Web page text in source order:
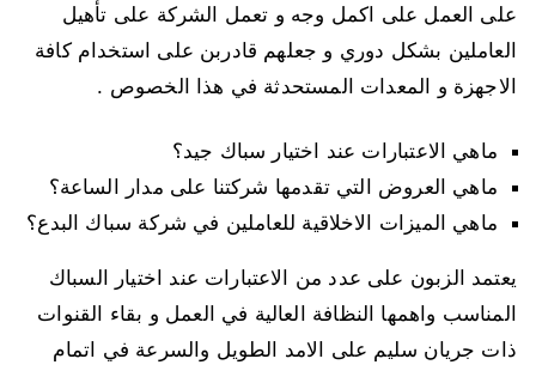
على العمل على اكمل وجه و تعمل الشركة على تأهيل
العاملين بشكل دوري و جعلهم قادربن على استخدام كافة
الاجهزة و المعدات المستحدثة في هذا الخصوص .
ماهي الاعتبارات عند اختيار سباك جيد؟
ماهي العروض التي تقدمها شركتنا على مدار الساعة؟
ماهي الميزات الاخلاقية للعاملين في شركة سباك البدع؟
يعتمد الزبون على عدد من الاعتبارات عند اختيار السباك
المناسب واهمها النظافة العالية في العمل و بقاء القنوات
ذات جريان سليم على الامد الطويل والسرعة في اتمام